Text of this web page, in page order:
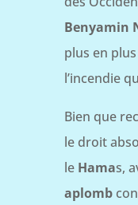
Benyamin
plus en plus
l’incendie
Bien que
le droit
le Hamas,
aplomb